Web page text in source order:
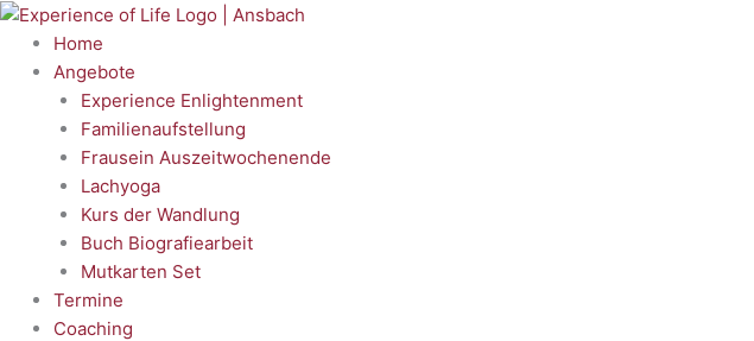
Zum
Inhalt
springen
Home
Angebote
Experience Enlightenment
Familienaufstellung
Frausein Auszeitwochenende
Lachyoga
Kurs der Wandlung
Buch Biografiearbeit
Mutkarten Set
Termine
Coaching